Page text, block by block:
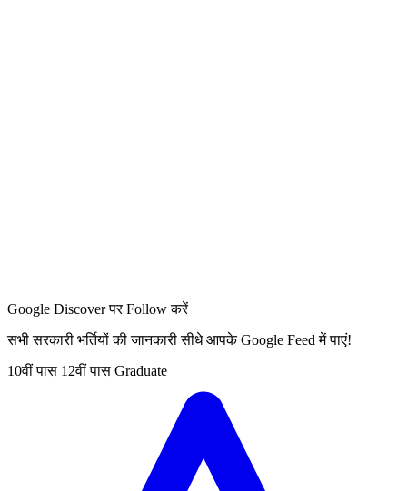
Google Discover पर Follow करें
सभी सरकारी भर्तियों की जानकारी सीधे आपके Google Feed में पाएं!
10वीं पास 12वीं पास Graduate